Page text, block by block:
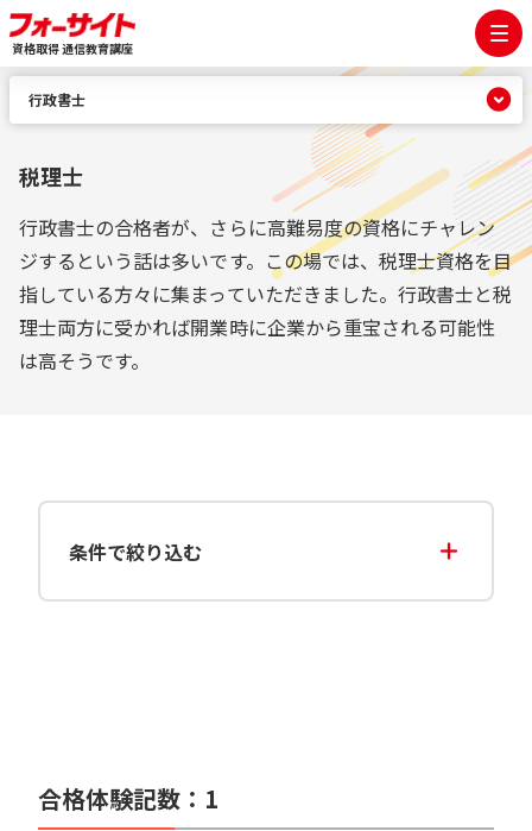
資格取得 通信教育講座
税理士
行政書士の合格者が、さらに高難易度の資格にチャレン
ジするという話は多いです。この場では、税理士資格を目
指している方々に集まっていただきました。行政書士と税
理士両方に受かれば開業時に企業から重宝される可能性
は高そうです。
条件で絞り込む
合格体験記数： 1
行政書士